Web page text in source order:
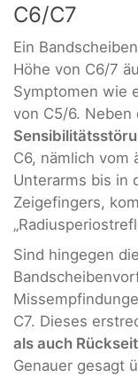
C6/C7
Ein
Höhe von C6/7
Symptomen wie
von C5/6. Neben
C6, nämlich vom
Unterarms bis in
Zeigefingers,
Sind hingegen
C7. Dieses
als auch
Genauer gesagt